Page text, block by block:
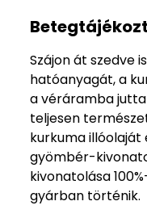
Szájon át szedve
hatóanyagát, a
a véráramba
teljesen
kurkuma
gyömbér-
kivonatolása
gyárban történik.